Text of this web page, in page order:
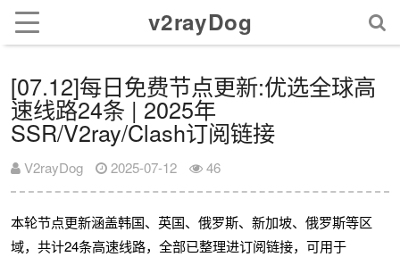
v2rayDog
[07.12]每日免费节点更新:优选全球高
速线路24条 | 2025年
SSR/V2ray/Clash订阅链接
V2rayDog 2025-07-12 46
本轮节点更新涵盖韩国、英国、俄罗斯、新加坡、俄罗斯等区
域，共计24条高速线路，全部已整理进订阅链接，可用于